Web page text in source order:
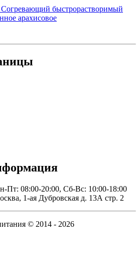
быстрорастворимый
арахисовое
Пт: 08:00-20:00, Сб-Вс: 10:00-18:00
1-ая Дубровская д. 13А стр. 2
© 2014 - 2026